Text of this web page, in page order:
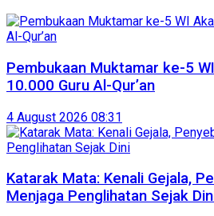
Pembukaan Muktamar ke-5
10.000 Guru Al-Qur’an
4 August 2026 08:31
Katarak Mata: Kenali Gejala,
Menjaga Penglihatan Sejak